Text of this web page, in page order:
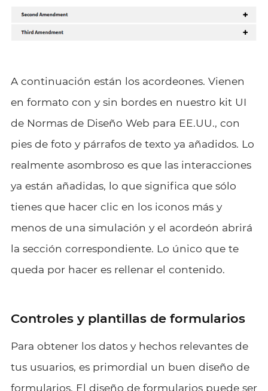
A continuación están los acordeones. Vienen
en formato con y sin bordes en nuestro kit UI
de Normas de Diseño Web para EE.UU., con
pies de foto y párrafos de texto ya añadidos. Lo
realmente asombroso es que las interacciones
ya están añadidas, lo que significa que sólo
tienes que hacer clic en los iconos más y
menos de una simulación y el acordeón abrirá
la sección correspondiente. Lo único que te
queda por hacer es rellenar el contenido.
Controles y plantillas de formularios
Para obtener los datos y hechos relevantes de
tus usuarios, es primordial un buen diseño de
formularios. El diseño de formularios puede ser